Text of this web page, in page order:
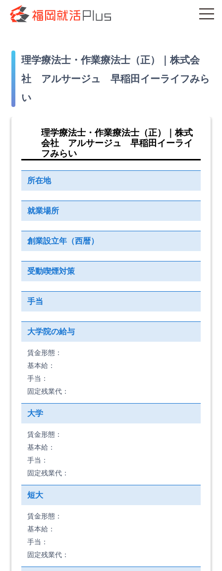
理学療法士・作業療法士（正）｜株式会
社 アルサージュ 早稲田イーライフみら
い
理学療法士・作業療法士（正）｜株式
会社 アルサージュ 早稲田イーライ
フみらい
所在地
就業場所
創業設立年（西暦）
受動喫煙対策
手当
大学院の給与
賃金形態：
基本給：
手当：
固定残業代：
大学
賃金形態：
基本給：
手当：
固定残業代：
短大
賃金形態：
基本給：
手当：
固定残業代：